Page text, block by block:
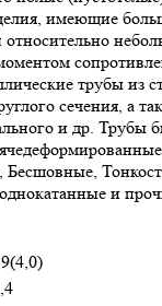
имеющие
трубы из
сечения, а
и др. Трубы
Бесшовные,
и